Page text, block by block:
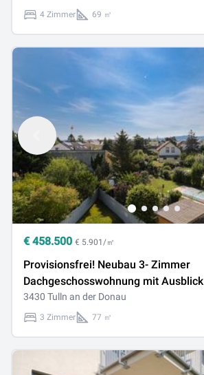
4 Zimmer 69 ㎡
€ 458.500 € 5.901/㎡
Provisionsfrei! Neubau 3- Zimmer
Dachgeschosswohnung mit Ausblick
3430 Tulln an der Donau
3 Zimmer 77 ㎡